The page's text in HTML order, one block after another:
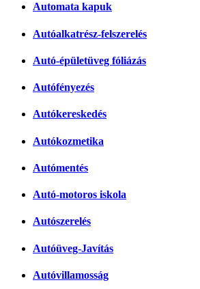
Automata kapuk
Autóalkatrész-felszerelés
Autó-épületüveg fóliázás
Autófényezés
Autókereskedés
Autókozmetika
Autómentés
Autó-motoros iskola
Autószerelés
Autóüveg-Javítás
Autóvillamosság